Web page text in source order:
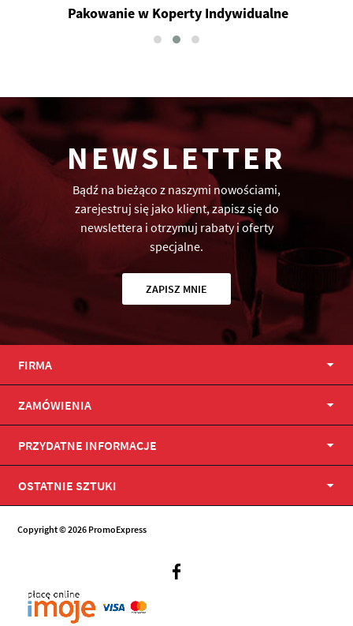
Pakowanie w Koperty Indywidualne
NEWSLETTER
Bądź na bieżąco z naszymi nowościami,
zarejestruj się jako klient, zapisz się do
newslettera i otrzymuj rabaty i oferty
specjalne.
ZAPISZ MNIE
FIRMA
ZAMÓWIENIA
PRZYDATNE INFORMACJE
OSTATNIE SZTUKI
Copyright © 2026 PromoExpress